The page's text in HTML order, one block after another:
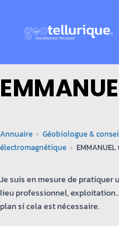
Annuaire
Géobiologue &
électromagnétique
EMMANUEL
Je suis en mesure de
lieu professionnel,
plan si cela est nécessaire.